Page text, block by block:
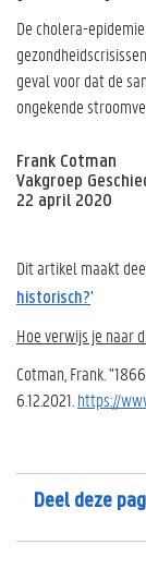
De cholera-
geval voor dat de
ongekende
Frank Cotman
Vakgroep
22 april 2020
Dit artikel maakt
historisch?’
Hoe verwijs je naar
Cotman, Frank.
6.12.2021. https://
Deel deze